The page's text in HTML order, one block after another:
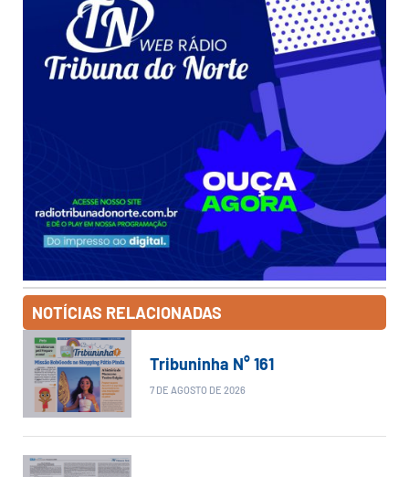
NOTÍCIAS RELACIONADAS
Tribuninha N° 161
7 DE AGOSTO DE 2026